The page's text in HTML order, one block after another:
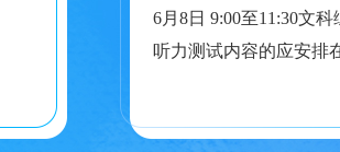
6月8日 9:00至11:30文
听力测试内容的应安排